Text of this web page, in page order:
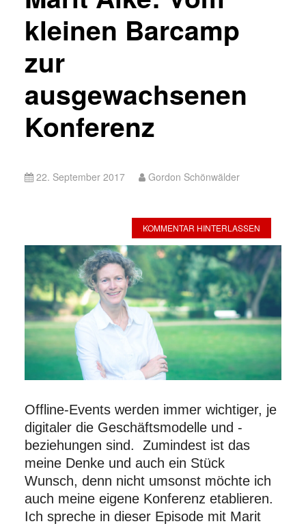
kleinen Barcamp
zur
ausgewachsenen
Konferenz
22. September 2017 Gordon Schönwälder
KOMMENTAR HINTERLASSEN
Offline-Events werden immer wichtiger, je
digitaler die Geschäftsmodelle und -
beziehungen sind. Zumindest ist das
meine Denke und auch ein Stück
Wunsch, denn nicht umsonst möchte ich
auch meine eigene Konferenz etablieren.
Ich spreche in dieser Episode mit Marit